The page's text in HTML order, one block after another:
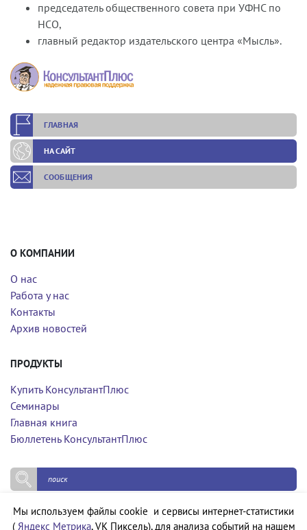
председатель общественного совета при УФНС по
НСО,
главный редактор издательского центра «Мысль».
ГЛАВНАЯ
НА САЙТ
СООБЩЕНИЯ
О КОМПАНИИ
О нас
Работа у нас
Контакты
Архив новостей
ПРОДУКТЫ
Купить КонсультантПлюс
Семинары
Главная книга
Бюллетень КонсультантПлюс
Политика конфиденциальности
Мы используем файлы cookie и сервисы интернет-статистики
( Яндекс Метрика, VK Пиксель), для анализа событий на нашем